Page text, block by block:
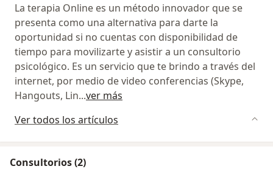
La terapia Online es un método innovador que se
presenta como una alternativa para darte la
oportunidad si no cuentas con disponibilidad de
tiempo para movilizarte y asistir a un consultorio
psicológico. Es un servicio que te brindo a través del
internet, por medio de video conferencias (Skype,
Hangouts, Lin...ver más
Ver todos los artículos
Consultorios (2)